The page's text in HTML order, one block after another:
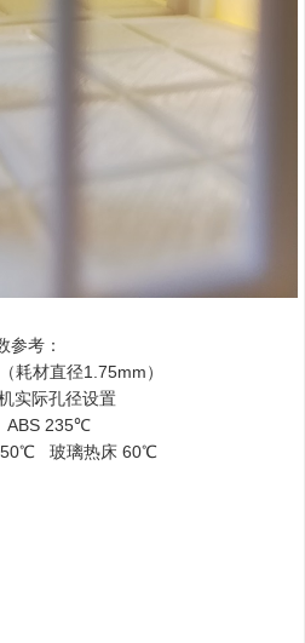
参考：
耗材直径1.75mm）
实际孔径设置
ABS 235℃
50℃ 玻璃热床 60℃